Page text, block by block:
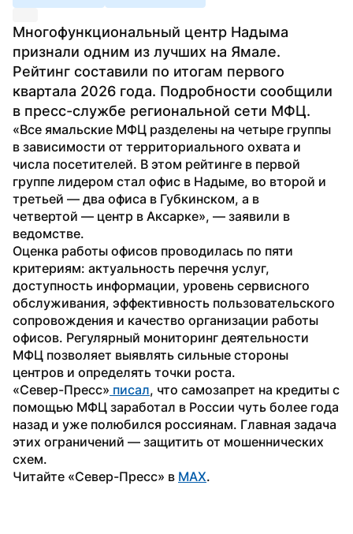
Многофункциональный центр Надыма
признали одним из лучших на Ямале.
Рейтинг составили по итогам первого
квартала 2026 года. Подробности сообщили
в пресс-службе региональной сети МФЦ.
«Все ямальские МФЦ разделены на четыре группы
в зависимости от территориального охвата и
числа посетителей. В этом рейтинге в первой
группе лидером стал офис в Надыме, во второй и
третьей — два офиса в Губкинском, а в
четвертой — центр в Аксарке», — заявили в
ведомстве.
Оценка работы офисов проводилась по пяти
критериям: актуальность перечня услуг,
доступность информации, уровень сервисного
обслуживания, эффективность пользовательского
сопровождения и качество организации работы
офисов. Регулярный мониторинг деятельности
МФЦ позволяет выявлять сильные стороны
центров и определять точки роста.
«Север-Пресс» писал, что самозапрет на кредиты с
помощью МФЦ заработал в России чуть более года
назад и уже полюбился россиянам. Главная задача
этих ограничений — защитить от мошеннических
схем.
Читайте «Север-Пресс» в MAX.